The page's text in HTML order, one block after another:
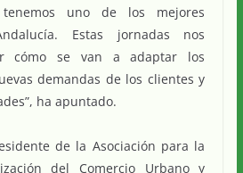
uno de los mejores
Estas jornadas nos
cómo se van a adaptar los
demandas de los clientes y
ha apuntado.
de la Asociación para la
del Comercio Urbano y